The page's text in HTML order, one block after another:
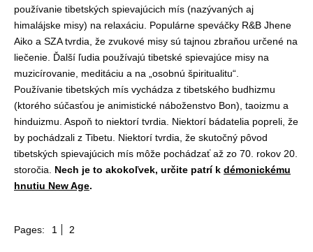
používanie tibetských spievajúcich mís (nazývaných aj
himalájske misy) na relaxáciu. Populárne speváčky R&B Jhene
Aiko a SZA tvrdia, že zvukové misy sú tajnou zbraňou určené na
liečenie. Ďalší ľudia používajú tibetské spievajúce misy na
muzicírovanie, meditáciu a na „osobnú špiritualitu“.
Používanie tibetských mís vychádza z tibetského budhizmu
(ktorého súčasťou je animistické náboženstvo Bon), taoizmu a
hinduizmu. Aspoň to niektorí tvrdia. Niektorí bádatelia popreli, že
by pochádzali z Tibetu. Niektorí tvrdia, že skutočný pôvod
tibetských spievajúcich mís môže pochádzať až zo 70. rokov 20.
storočia. Nech je to akokoľvek, určite patrí k démonickému
hnutiu New Age.
Pages: 1 2